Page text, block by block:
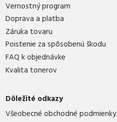
Vernostný program
Doprava a platba
Záruka tovaru
Poistenie za spôsobenú škodu
FAQ k objednávke
Kvalita tonerov
Dôležité odkazy
Všeobecné obchodné podmienky